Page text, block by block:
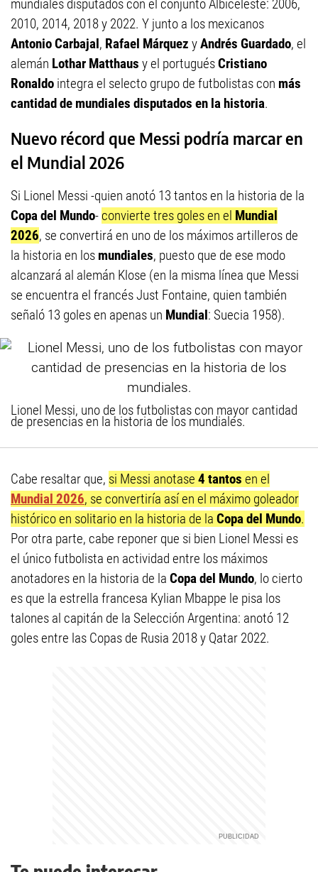
mundiales disputados con el conjunto Albiceleste: 2006,
2010, 2014, 2018 y 2022. Y junto a los mexicanos
Antonio Carbajal, Rafael Márquez yAndrés Guardado, el
alemán Lothar Matthaus y el portuguésCristiano
Ronaldo integra el selecto grupo de futbolistas con más
cantidad de mundiales disputados en la historia.
Nuevo récord que Messi podría marcar en
el Mundial 2026
Si Lionel Messi -quien anotó 13 tantos en la historia de la
Copa del Mundo- convierte tres goles en el Mundial
2026, se convertirá en uno de los máximos artilleros de
la historia en los mundiales, puesto que de ese modo
alcanzará al alemán Klose (en la misma línea que Messi
se encuentra el francés Just Fontaine, quien también
señaló 13 goles en apenas un Mundial: Suecia 1958).
Lionel Messi, uno de los futbolistas con mayor cantidad
de presencias en la historia de los mundiales.
Cabe resaltar que, si Messi anotase 4 tantos en el
Mundial 2026, se convertiría así en el máximo goleador
histórico en solitario en la historia de la Copa del Mundo.
Por otra parte, cabe reponer que si bien Lionel Messi es
el único futbolista en actividad entre los máximos
anotadores en la historia de la Copa del Mundo, lo cierto
es que la estrella francesa Kylian Mbappe le pisa los
talones al capitán de la Selección Argentina: anotó 12
goles entre las Copas de Rusia 2018 y Qatar 2022.